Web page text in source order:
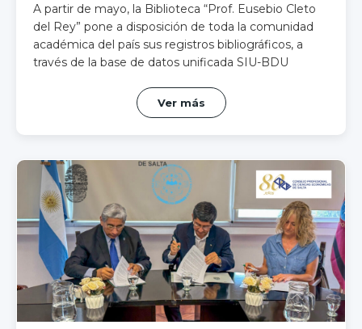
A partir de mayo, la Biblioteca “Prof. Eusebio Cleto
del Rey” pone a disposición de toda la comunidad
académica del país sus registros bibliográficos, a
través de la base de datos unificada SIU-BDU
Ver más